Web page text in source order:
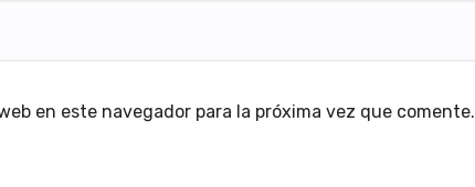
en este navegador para la próxima vez que comente.